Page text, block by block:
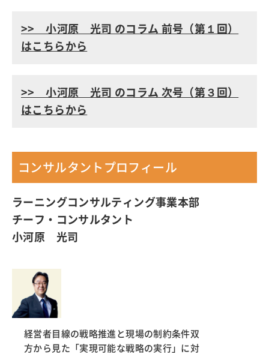
>> 小河原 光司 のコラム 前号（第１回）
はこちらから
>> 小河原 光司 のコラム 次号（第３回）
はこちらから
コンサルタントプロフィール
ラーニングコンサルティング事業本部
チーフ・コンサルタント
小河原 光司
経営者目線の戦略推進と現場の制約条件双
方から見た「実現可能な戦略の実行」に対